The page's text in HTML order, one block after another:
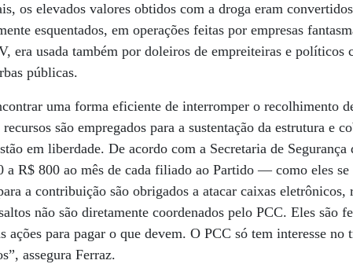
os elevados valores obtidos com a droga eram
esquentados, em operações feitas por empresas
era usada também por doleiros de empreiteiras e políticos
públicas.
uma forma eficiente de interromper o recolhimento
são empregados para a sustentação da estrutura e
em liberdade. De acordo com a Secretaria de
a R$ 800 ao mês de cada filiado ao Partido — como eles
a contribuição são obrigados a atacar caixas eletrônicos,
não são diretamente coordenados pelo PCC. Eles são
ações para pagar o que devem. O PCC só tem interesse
assegura Ferraz.